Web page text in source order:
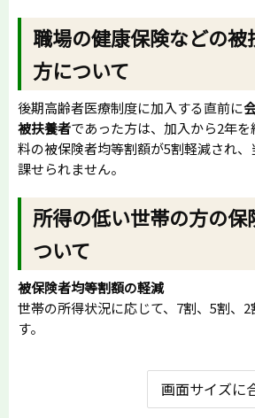
職場の健康保険などの被
方について
後期高齢者医療制度に加入する直前に
被扶養者であった方は、加入から2年
料の被保険者均等割額が5割軽減され
課せられません。
所得の低い世帯の方の
ついて
被保険者均等割額の軽減
世帯の所得状況に応じて、7割、5割、
す。
画面サイズに